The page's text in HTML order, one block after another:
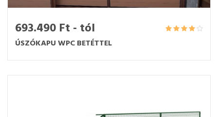
693.490 Ft - tól
ÚSZÓKAPU WPC BETÉTTEL